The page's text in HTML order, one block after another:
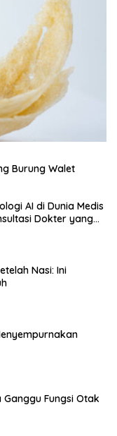
Burung Walet
AI di Dunia Medis
Dokter yang
Nasi: Ini
Fungsi Otak